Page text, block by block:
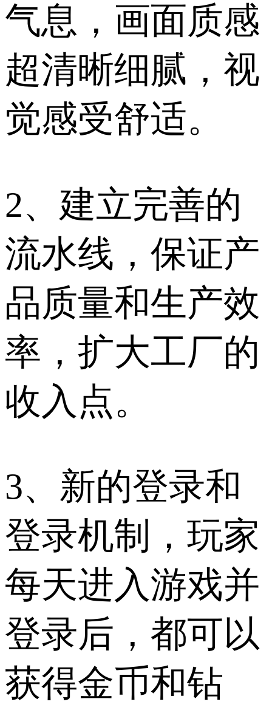
气息，画面质感
超清晰细腻，视
觉感受舒适。
2、建立完善的
流水线，保证产
品质量和生产效
率，扩大工厂的
收入点。
3、新的登录和
登录机制，玩家
每天进入游戏并
登录后，都可以
获得金币和钻